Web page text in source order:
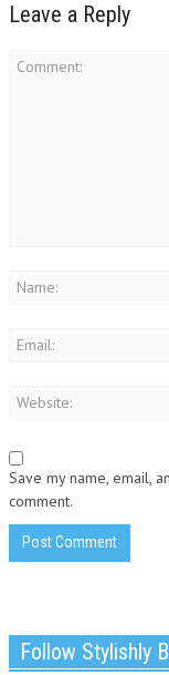
Leave a Reply
Save my name, email,
comment.
Follow Stylishly